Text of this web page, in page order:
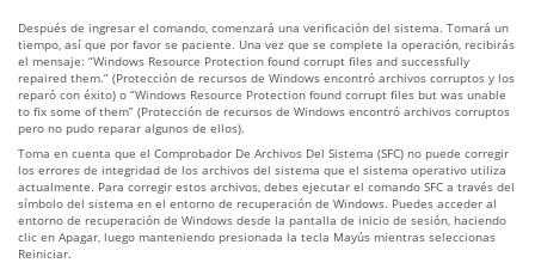
Después de ingresar el comando, comenzará una verificación del sistema. Tomará un
tiempo, así que por favor se paciente. Una vez que se complete la operación, recibirás
el mensaje: “Windows Resource Protection found corrupt files and successfully
repaired them.” (Protección de recursos de Windows encontró archivos corruptos y los
reparó con éxito) o “Windows Resource Protection found corrupt files but was unable
to fix some of them” (Protección de recursos de Windows encontró archivos corruptos
pero no pudo reparar algunos de ellos).
Toma en cuenta que el Comprobador De Archivos Del Sistema (SFC) no puede corregir
los errores de integridad de los archivos del sistema que el sistema operativo utiliza
actualmente. Para corregir estos archivos, debes ejecutar el comando SFC a través del
símbolo del sistema en el entorno de recuperación de Windows. Puedes acceder al
entorno de recuperación de Windows desde la pantalla de inicio de sesión, haciendo
clic en Apagar, luego manteniendo presionada la tecla Mayús mientras seleccionas
Reiniciar.